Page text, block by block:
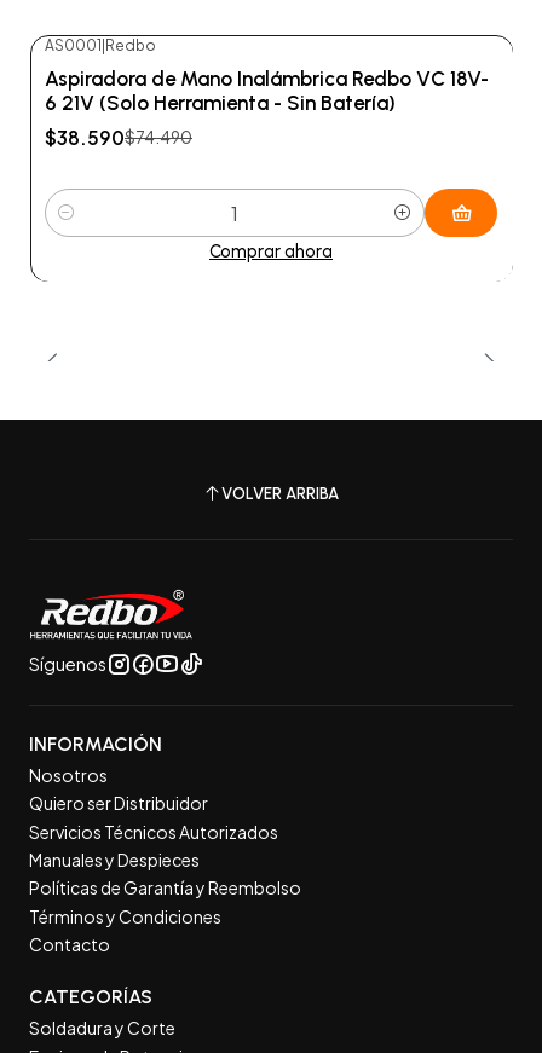
AS0001 Redbo
Aspiradora de Mano Inalámbrica Redbo VC 18V-
6 21V (Solo Herramienta - Sin Batería)
$38.590$74.490
Cantidad
Comprar ahora
VOLVER ARRIBA
Síguenos
INFORMACIÓN
Nosotros
Quiero ser Distribuidor
Servicios Técnicos Autorizados
Manuales y Despieces
Políticas de Garantía y Reembolso
Términos y Condiciones
Contacto
CATEGORÍAS
Soldadura y Corte